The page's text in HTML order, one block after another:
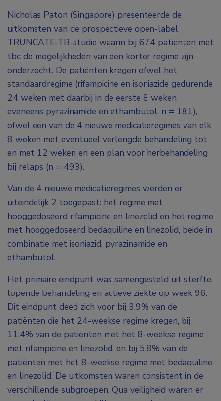
Nicholas Paton (Singapore) presenteerde de
uitkomsten van de prospectieve open-label
TRUNCATE-TB-studie waarin bij 674 patiënten met
tbc de mogelijkheden van een korter regime zijn
onderzocht. De patiënten kregen ofwel het
standaardregime (rifampicine en isoniazide gedurende
24 weken met daarbij in de eerste 8 weken
eveneens pyrazinamide en ethambutol, n = 181),
ofwel een van de 4 nieuwe medicatieregimes van elk
8 weken met eventueel verlengde behandeling tot
en met 12 weken en een plan voor herbehandeling
bij relaps (n = 493).
Van de 4 nieuwe medicatieregimes werden er
uiteindelijk 2 toegepast: het regime met
hooggedoseerd rifampicine en linezolid en het regime
met hooggedoseerd bedaquiline en linezolid, beide in
combinatie met isoniazid, pyrazinamide en
ethambutol.
Het primaire eindpunt was samengesteld uit sterfte,
lopende behandeling en actieve ziekte op week 96.
Dit eindpunt deed zich voor bij 3,9% van de
patiënten die het 24-weekse regime kregen, bij
11,4% van de patiënten met het 8-weekse regime
met rifampicine en linezolid, en bij 5,8% van de
patiënten met het 8-weekse regime met bedaquiline
en linezolid. De uitkomsten waren consistent in de
verschillende subgroepen. Qua veiligheid waren er